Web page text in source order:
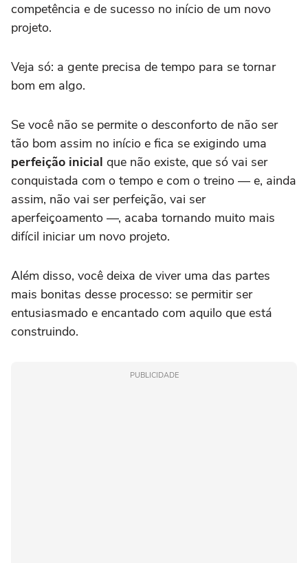
competência e de sucesso no início de um novo
projeto.
Veja só: a gente precisa de tempo para se tornar
bom em algo.
Se você não se permite o desconforto de não ser
tão bom assim no início e fica se exigindo uma
perfeição inicial que não existe, que só vai ser
conquistada com o tempo e com o treino — e, ainda
assim, não vai ser perfeição, vai ser
aperfeiçoamento —, acaba tornando muito mais
difícil iniciar um novo projeto.
Além disso, você deixa de viver uma das partes
mais bonitas desse processo: se permitir ser
entusiasmado e encantado com aquilo que está
construindo.
PUBLICIDADE